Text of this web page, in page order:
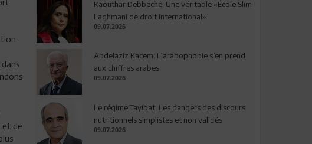
et de
Kaouthar Debbeche: Une véritable «École Slim
Laghmani de droit international»
09.07.2026
Abdelaziz Kacem: L’arabophobie s’en prend
aux chiffres arabes
09.07.2026
Le régime Tayibat: Les dangers des discours
nutritionnels simplistes et non validés
09.07.2026